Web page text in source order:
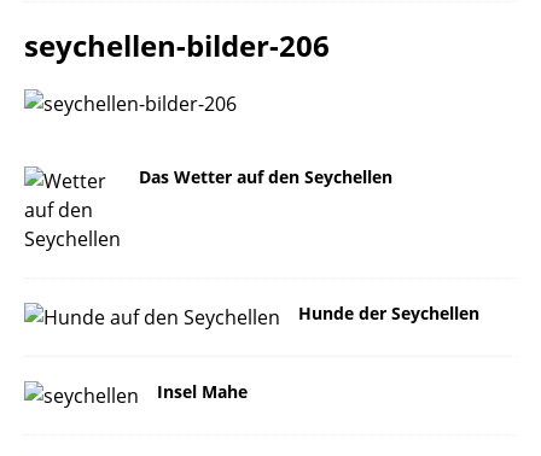
seychellen-bilder-206
Das Wetter auf den Seychellen
Hunde der Seychellen
Insel Mahe